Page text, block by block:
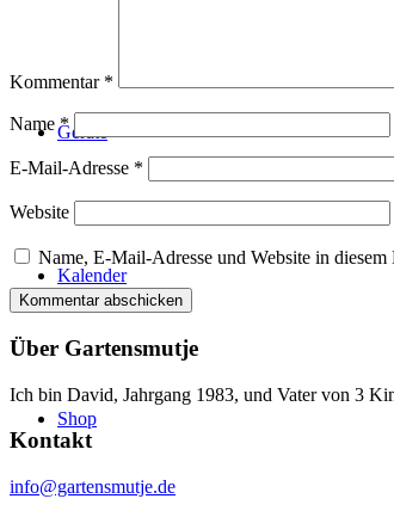
Geräte
Kalender
Shop
Kommentar *
Name*
E-Mail-Adresse *
Website
Name, E-Mail-Adresse und Website in
Über Gartensmutje
Ich bin David, Jahrgang 1983, und Vater von 3
Kontakt
info@gartensmutje.de